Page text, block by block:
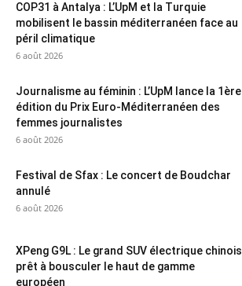
COP31 à Antalya : L’UpM et la Turquie
mobilisent le bassin méditerranéen face au
péril climatique
6 août 2026
Journalisme au féminin : L’UpM lance la 1ère
édition du Prix Euro-Méditerranéen des
femmes journalistes
6 août 2026
Festival de Sfax : Le concert de Boudchar
annulé
6 août 2026
XPeng G9L : Le grand SUV électrique chinois
prêt à bousculer le haut de gamme
européen